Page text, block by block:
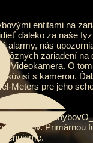
entitami na
ďaleko za naše
nás
zariadení
Videokamera. O
s kamerou.
Meters pre jeho
tieňov. Primárnou